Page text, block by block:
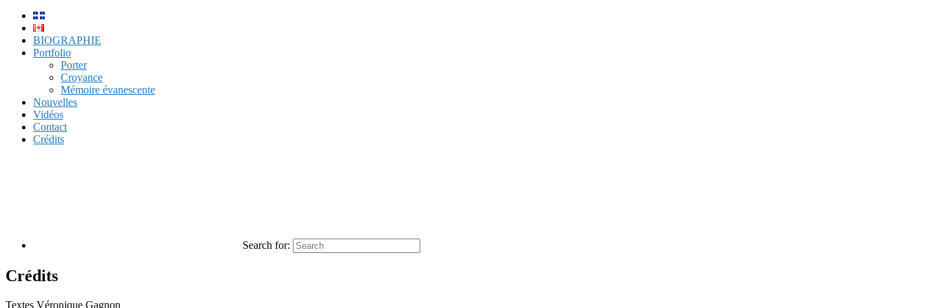
BIOGRAPHIE
Portfolio
Porter
Croyance
Mémoire évanescente
Nouvelles
Vidéos
Contact
Crédits
Search for:
Crédits
Textes Véronique Gagnon